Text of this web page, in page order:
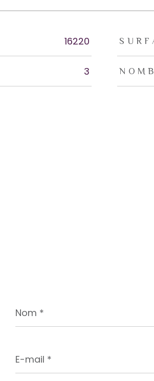
16220
3
*
mail
*